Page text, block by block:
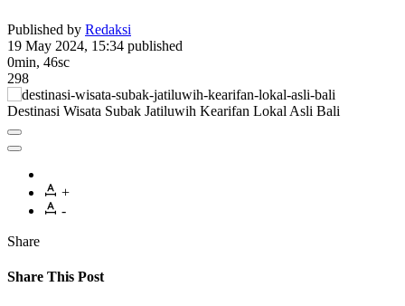
Published by Redaksi
19 May 2024, 15:34 published
0min, 46sc
298
Destinasi Wisata Subak Jatiluwih Kearifan Lokal Asli Bali
+
-
Share
Share This Post